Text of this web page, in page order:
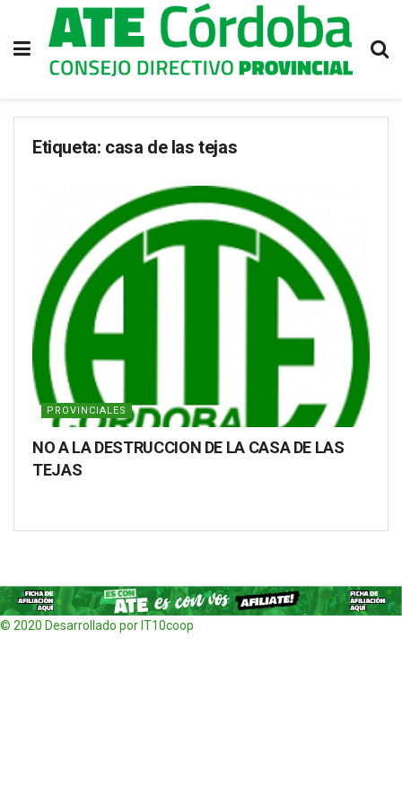
Etiqueta: casa de las tejas
PROVINCIALES
NO A LA DESTRUCCION DE LA CASA DE LAS
TEJAS
© 2020 Desarrollado por IT10coop